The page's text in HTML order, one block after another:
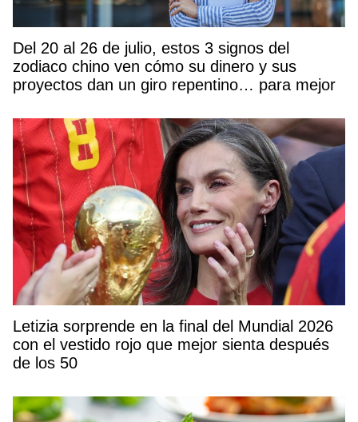
Del 20 al 26 de julio, estos 3 signos del
zodiaco chino ven cómo su dinero y sus
proyectos dan un giro repentino… para mejor
Letizia sorprende en la final del Mundial 2026
con el vestido rojo que mejor sienta después
de los 50